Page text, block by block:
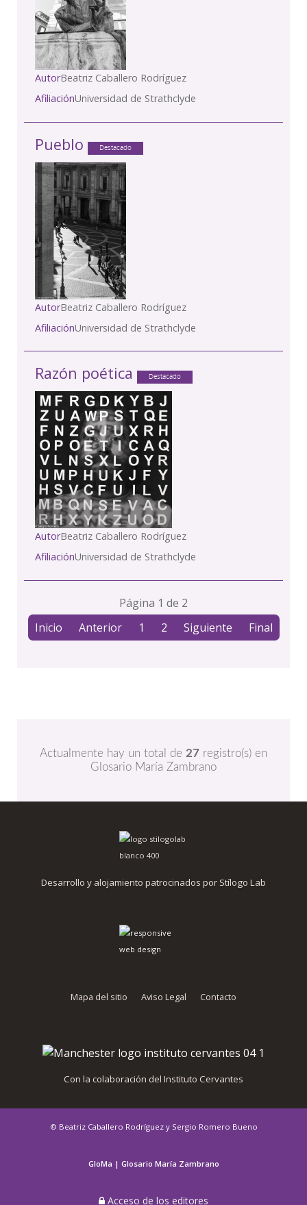
AutorBeatriz Caballero Rodríguez
AfiliaciónUniversidad de Strathclyde
Pueblo Destacado
AutorBeatriz Caballero Rodríguez
AfiliaciónUniversidad de Strathclyde
Razón poética Destacado
AutorBeatriz Caballero Rodríguez
AfiliaciónUniversidad de Strathclyde
Página 1 de 2
Inicio
Anterior 1 2 Siguiente Final
Actualmente hay un total de 27 registro(s) en
Glosario María Zambrano
Desarrollo y alojamiento patrocinados por Stílogo Lab
Mapa del sitio Aviso Legal Contacto
Con la colaboración del Instituto Cervantes
© Beatriz Caballero Rodríguez y Sergio Romero Bueno
GloMa | Glosario María Zambrano
Acceso de los editores